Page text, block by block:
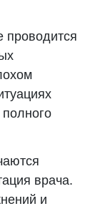
проводится
врача.
и